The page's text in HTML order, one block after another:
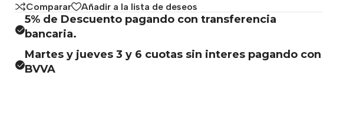
Comparar Añadir a la lista de deseos
5% de Descuento pagando con transferencia
bancaria.
Martes y jueves 3 y 6 cuotas sin interes pagando con
BVVA